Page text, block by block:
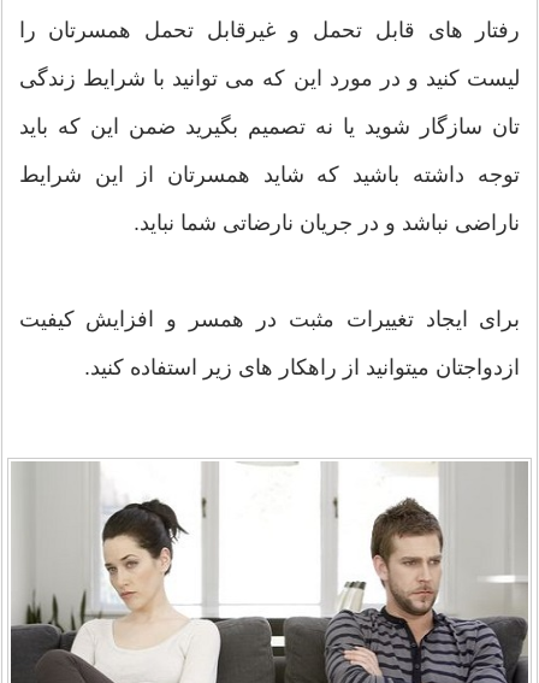
رفتار های قابل تحمل و غیرقابل تحمل همسرتان را
لیست کنید و در مورد این که می توانید با شرایط زندگی
تان سازگار شوید یا نه تصمیم بگیرید ضمن این که باید
توجه داشته باشید که شاید همسرتان از این شرایط
ناراضی نباشد و در جریان نارضاتی شما نباید.
برای ایجاد تغییرات مثبت در همسر و افزایش کیفیت
ازدواجتان میتوانید از راهکار های زیر استفاده کنید.